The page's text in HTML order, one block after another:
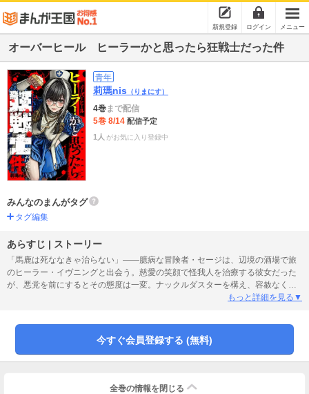
新規登録 ログイン メニュー
オーバーヒール ヒーラーかと思ったら狂戦士だった件
青年
莉瑪nis （りまにす）
4巻まで配信
5巻 8/14 配信予定
1人 がお気に入り登録中
みんなのまんがタグ
タグ編集
あらすじ | ストーリー
「馬鹿は死ななきゃ治らない」――臆病な冒険者・セージは、辺境の酒場で旅
のヒーラー・イヴニングと出会う。慈愛の笑顔で怪我人を治療する彼女だった
が、悪党を前にするとその態度は一変。ナックルダスターを構え、容赦なく悪
を粉砕する狂戦士へと変貌を遂げるのだった！ 善人には再生を、悪党には制
もっと詳細を見る▼
今すぐ会員登録する (無料)
全巻の情報を 閉じる